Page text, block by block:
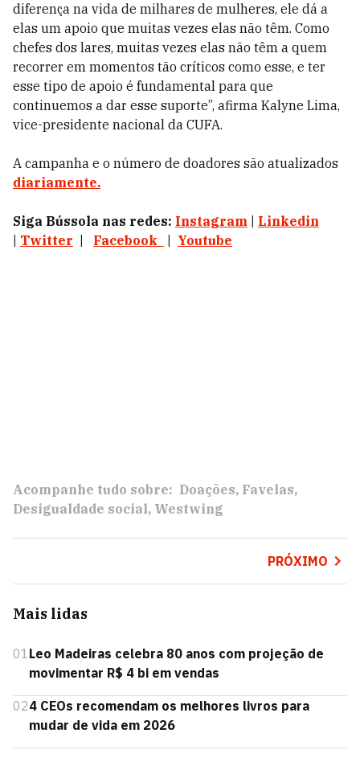
diferença na vida de milhares de mulheres, ele dá a
elas um apoio que muitas vezes elas não têm. Como
chefes dos lares, muitas vezes elas não têm a quem
recorrer em momentos tão críticos como esse, e ter
esse tipo de apoio é fundamental para que
continuemos a dar esse suporte”, afirma Kalyne Lima,
vice-presidente nacional da CUFA.
A campanha e o número de doadores são atualizados
diariamente.
Siga Bússola nas redes: Instagram
Linkedin
Twitter Facebook Youtube
Acompanhe tudo sobre: Doações Favelas
Desigualdade social Westwing
PRÓXIMO
Mais lidas
01Leo Madeiras celebra 80 anos com projeção de
movimentar R$ 4 bi em vendas
024 CEOs recomendam os melhores livros para
mudar de vida em 2026